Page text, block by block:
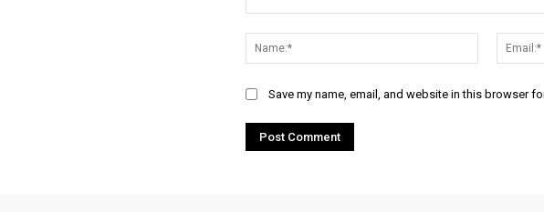
Name:*
Save my name, email, and website in this browser